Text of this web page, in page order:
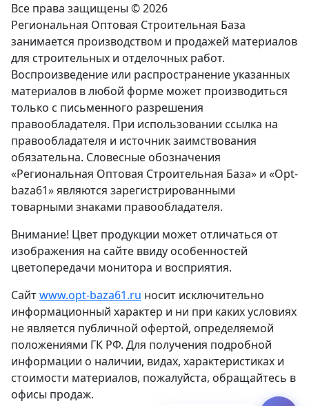
Все права защищены © 2026
Региональная Оптовая Строительная База
занимается производством и продажей материалов
для строительных и отделочных работ.
Воспроизведение или распространение указанных
материалов в любой форме может производиться
только с письменного разрешения
правообладателя. При использовании ссылка на
правообладателя и источник заимствования
обязательна. Словесные обозначения
«Региональная Оптовая Строительная База» и «Opt-
baza61» являются зарегистрированными
товарными знаками правообладателя.
Внимание! Цвет продукции может отличаться от
изображения на сайте ввиду особенностей
цветопередачи монитора и восприятия.
Сайтwww.opt-baza61.ru носит исключительно
информационный характер и ни при каких условиях
не является публичной офертой, определяемой
положениями ГК РФ. Для получения подробной
информации о наличии, видах, характеристиках и
стоимости материалов, пожалуйста, обращайтесь в
офисы продаж.